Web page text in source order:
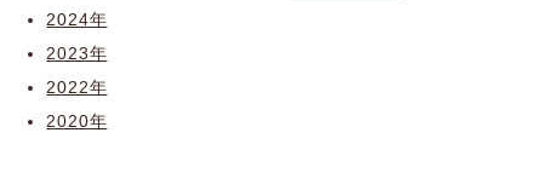
2024年
2023年
2022年
2020年